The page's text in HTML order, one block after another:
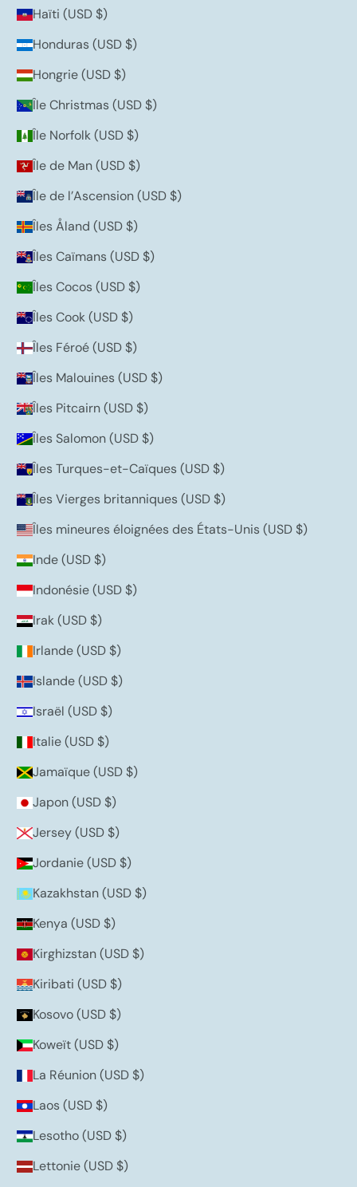
Haïti (USD $)
Honduras (USD $)
Hongrie (USD $)
Île Christmas (USD $)
Île Norfolk (USD $)
Île de Man (USD $)
Île de l’Ascension (USD $)
Îles Åland (USD $)
Îles Caïmans (USD $)
Îles Cocos (USD $)
Îles Cook (USD $)
Îles Féroé (USD $)
Îles Malouines (USD $)
Îles Pitcairn (USD $)
Îles Salomon (USD $)
Îles Turques-et-Caïques (USD $)
Îles Vierges britanniques (USD $)
Îles mineures éloignées des États-Unis (USD $)
Inde (USD $)
Indonésie (USD $)
Irak (USD $)
Irlande (USD $)
Islande (USD $)
Israël (USD $)
Italie (USD $)
Jamaïque (USD $)
Japon (USD $)
Jersey (USD $)
Jordanie (USD $)
Kazakhstan (USD $)
Kenya (USD $)
Kirghizstan (USD $)
Kiribati (USD $)
Kosovo (USD $)
Koweït (USD $)
La Réunion (USD $)
Laos (USD $)
Lesotho (USD $)
Lettonie (USD $)